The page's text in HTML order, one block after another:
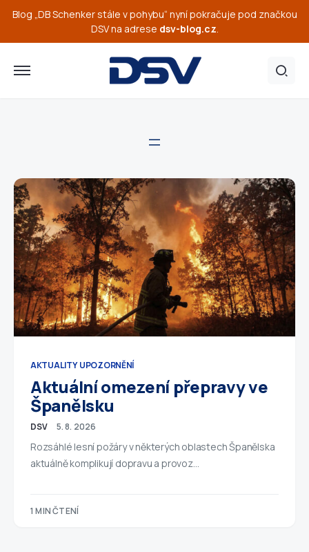
Blog „DB Schenker stále v pohybu“ nyní pokračuje pod značkou
DSV na adrese dsv-blog.cz.
AKTUALITY UPOZORNĚNÍ
Aktuální omezení přepravy ve
Španělsku
DSV 5. 8. 2026
Rozsáhlé lesní požáry v některých oblastech Španělska
aktuálně komplikují dopravu a provoz…
1 MIN ČTENÍ